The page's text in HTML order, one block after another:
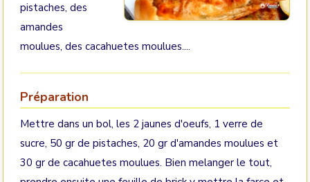
pistaches, des
amandes
moulues, des cacahuetes moulues....
Préparation
Mettre dans un bol, les 2 jaunes d'oeufs, 1 verre de
sucre, 50 gr de pistaches, 20 gr d'amandes moulues et
30 gr de cacahuetes moulues. Bien melanger le tout,